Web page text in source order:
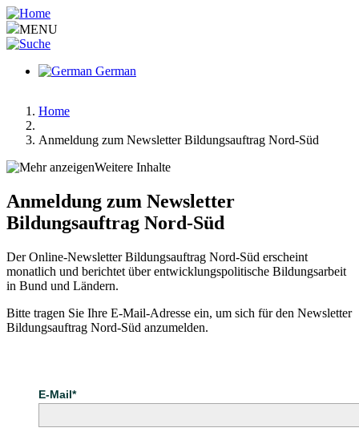
Aller
au
contenu
MENU
German
Fil
Home
Anmeldung zum Newsletter Bildungsauftrag Nord-Süd
menu
v2
Weitere Inhalte
Anmeldung zum Newsletter
Bildungsauftrag Nord-Süd
Der Online-Newsletter Bildungsauftrag Nord-Süd erscheint
monatlich und berichtet über entwicklungspolitische Bildungsarbeit
in Bund und Ländern.
Bitte tragen Sie Ihre E-Mail-Adresse ein, um sich für den Newsletter
Bildungsauftrag Nord-Süd anzumelden.
E-Mail*